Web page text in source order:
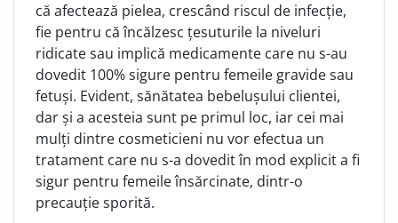
că afectează pielea, crescând riscul de infecție,
fie pentru că încălzesc țesuturile la niveluri
ridicate sau implică medi­camente care nu s-au
dovedit 100% sigure pentru femeile gravide sau
fetuși. Evident, sănătatea bebelușului clientei,
dar și a acesteia sunt pe primul loc, iar cei mai
mulți dintre cosmeticieni nu vor efectua un
tratament care nu s-a dovedit în mod explicit a fi
sigur pentru femeile însărcinate, dintr-o
precauție sporită.